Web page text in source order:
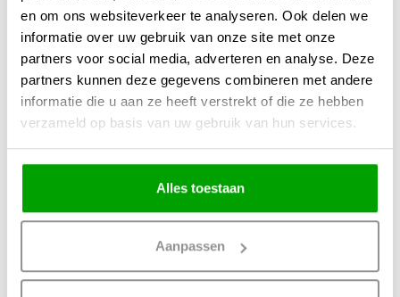
en om ons websiteverkeer te analyseren. Ook delen we
informatie over uw gebruik van onze site met onze
partners voor social media, adverteren en analyse. Deze
partners kunnen deze gegevens combineren met andere
informatie die u aan ze heeft verstrekt of die ze hebben
verzameld op basis van uw gebruik van hun services.
Alles toestaan
Aanpassen
Hierdoor heb je altijd het juiste licht voor de juiste sfeer in je huis. Deze lamp is
niette gebruiken in combinatie met een externe dimmer.
Materiaal Glas
Kleur Goud
Overige maten
Max. Wattage per lichtpunt 4.3 Watt